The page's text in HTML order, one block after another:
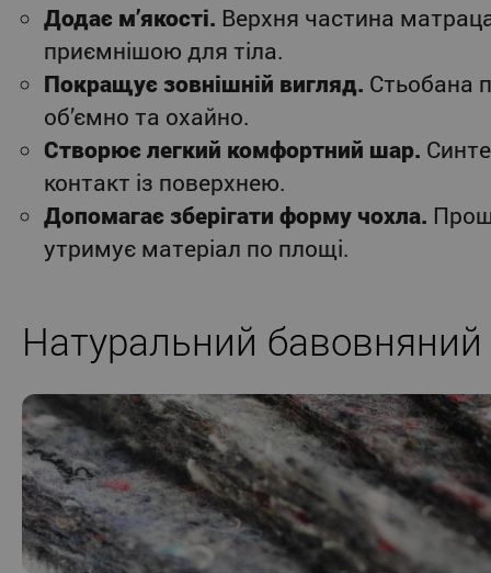
Додає м’якості. Верхня частина
приємнішою для тіла.
Покращує зовнішній вигляд. Стьобана
об’ємно та охайно.
Створює легкий комфортний шар.
контакт із поверхнею.
Допомагає зберігати форму чохла.
утримує матеріал по площі.
Натуральний